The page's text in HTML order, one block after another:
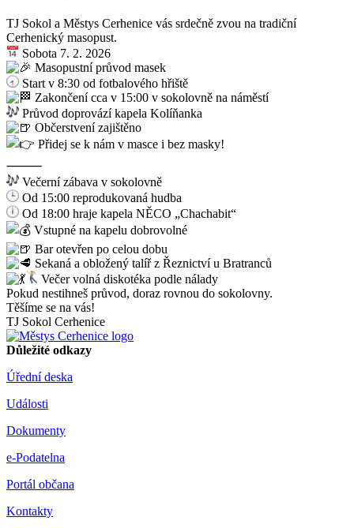
TJ Sokol a Městys Cerhenice vás srdečně zvou na tradiční
Cerhenický masopust.
Sobota 7. 2. 2026
Masopustní průvod masek
Start v 8:30 od fotbalového hřiště
Zakončení cca v 15:00 v sokolovně na náměstí
Průvod doprovází kapela Kolíňanka
Občerstvení zajištěno
Přidej se k nám v masce i bez masky!
⸻
Večerní zábava v sokolovně
Od 15:00 reprodukovaná hudba
Od 18:00 hraje kapela NĚCO „Chachabit“
Vstupné na kapelu dobrovolné
Bar otevřen po celou dobu
Sekaná a obložený talíř z Řeznictví u Bratranců
Večer volná diskotéka podle nálady
Pokud nestihneš průvod, doraz rovnou do sokolovny.
Těšíme se na vás!
TJ Sokol Cerhenice
Důležité odkazy
Úřední deska
Události
Dokumenty
e-Podatelna
Portál občana
Kontakty